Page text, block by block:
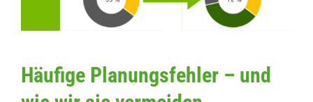
Häufige Planungsfehler – und